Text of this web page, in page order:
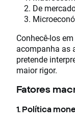
De
Conhecê-los
acompanha as
pretende
maior rigor.
Fatores
1. Política